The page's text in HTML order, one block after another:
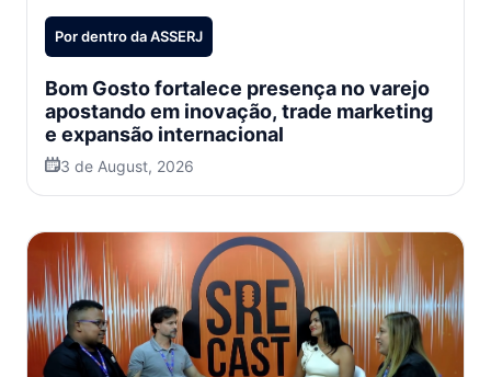
Por dentro da ASSERJ
Bom Gosto fortalece presença no varejo
apostando em inovação, trade marketing
e expansão internacional
3 de August, 2026